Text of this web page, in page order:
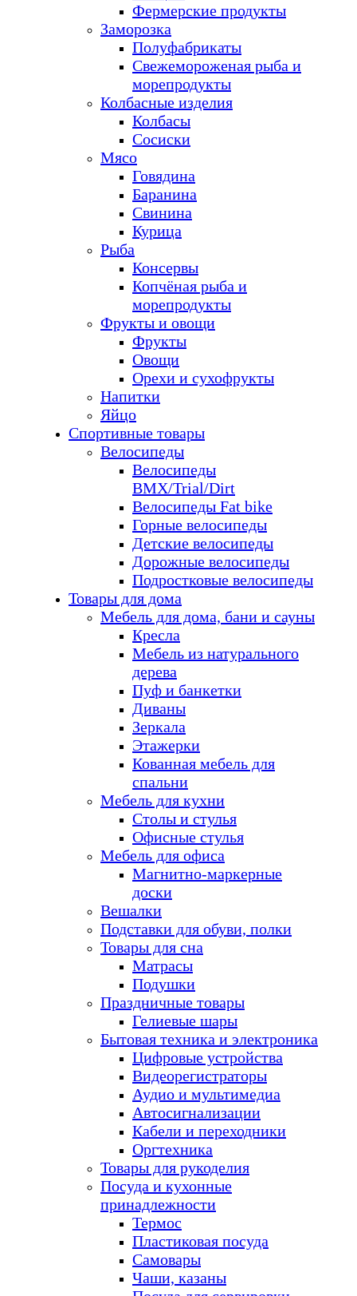
Фермерские продукты
Заморозка
Полуфабрикаты
Свежемороженая рыба и
морепродукты
Колбасные изделия
Колбасы
Сосиски
Мясо
Говядина
Баранина
Свинина
Курица
Рыба
Консервы
Копчёная рыба и
морепродукты
Фрукты и овощи
Фрукты
Овощи
Орехи и сухофрукты
Напитки
Яйцо
Спортивные товары
Велосипеды
Велосипеды
BMX/Trial/Dirt
Велосипеды Fat bike
Горные велосипеды
Детские велосипеды
Дорожные велосипеды
Подростковые велосипеды
Товары для дома
Мебель для дома, бани и сауны
Кресла
Мебель из натурального
дерева
Пуф и банкетки
Диваны
Зеркала
Этажерки
Кованная мебель для
спальни
Мебель для кухни
Столы и стулья
Офисные стулья
Мебель для офиса
Магнитно-маркерные
доски
Вешалки
Подставки для обуви, полки
Товары для сна
Матрасы
Подушки
Праздничные товары
Гелиевые шары
Бытовая техника и электроника
Цифровые устройства
Видеорегистраторы
Аудио и мультимедиа
Автосигнализации
Кабели и переходники
Оргтехника
Товары для рукоделия
Посуда и кухонные
принадлежности
Термос
Пластиковая посуда
Самовары
Чаши, казаны